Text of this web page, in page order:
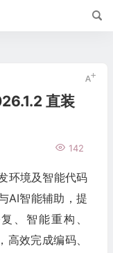
直装
142
环境及智能代码
AI智能辅助，提
、智能重构、
效完成编码、